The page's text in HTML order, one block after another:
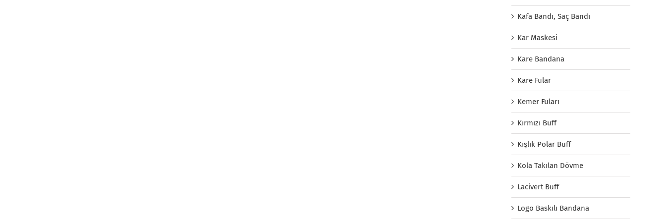
Kafa Bandı, Saç Bandı
Kar Maskesi
Kare Bandana
Kare Fular
Kemer Fuları
Kırmızı Buff
Kışlık Polar Buff
Kola Takılan Dövme
Lacivert Buff
Logo Baskılı Bandana